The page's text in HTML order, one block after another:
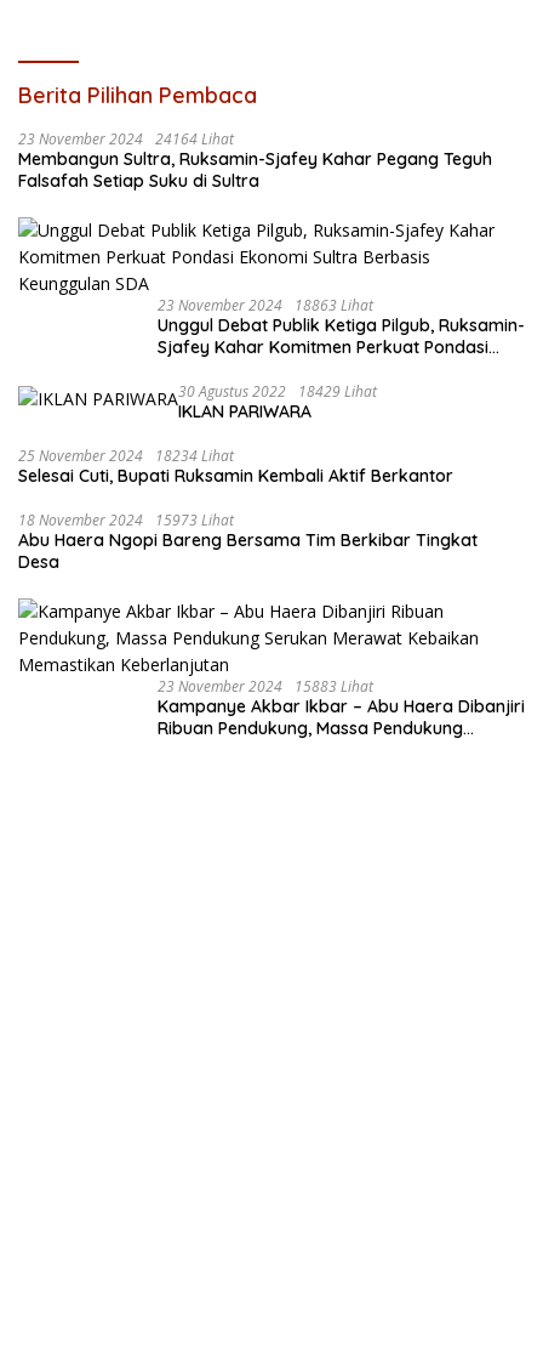
Berita Pilihan Pembaca
23 November 2024 24164 Lihat
Membangun Sultra, Ruksamin-Sjafey Kahar Pegang Teguh
Falsafah Setiap Suku di Sultra
23 November 2024 18863 Lihat
Unggul Debat Publik Ketiga Pilgub, Ruksamin-
Sjafey Kahar Komitmen Perkuat Pondasi
30 Agustus 2022 18429 Lihat
IKLAN PARIWARA
25 November 2024 18234 Lihat
Selesai Cuti, Bupati Ruksamin Kembali Aktif Berkantor
18 November 2024 15973 Lihat
Abu Haera Ngopi Bareng Bersama Tim Berkibar Tingkat
Desa
23 November 2024 15883 Lihat
Kampanye Akbar Ikbar – Abu Haera Dibanjiri
Ribuan Pendukung, Massa Pendukung